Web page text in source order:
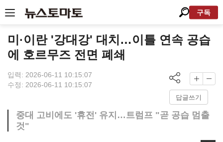
구독
미·이란 '강대강' 대치…이틀 연속 공습
에 호르무즈 전면 폐쇄
입력: 2026-06-11 10:15:07
수정: 2026-06-11 10:15:07
답글쓰기
중대 고비에도 '휴전' 유지…트럼프 "곧 공습 멈출
것"